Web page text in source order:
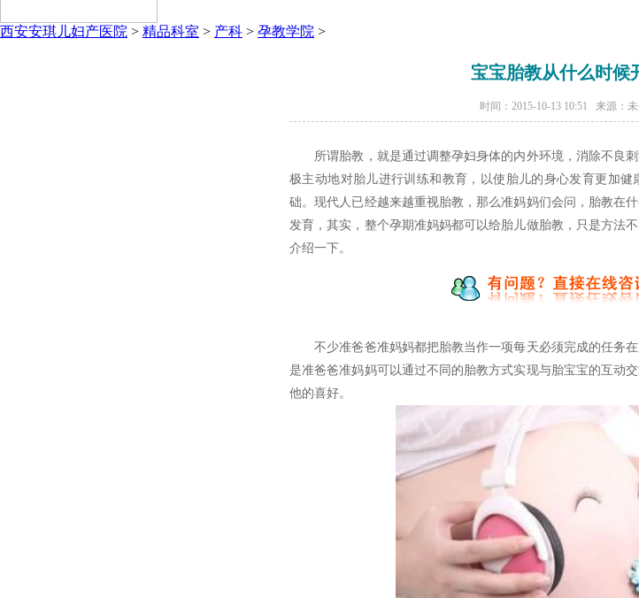
西安安琪儿妇产医院 > 精品科室 > 产科 > 孕教学院 >
宝宝胎教从什么时候
时间：2015-10-13 10:51 来源：
所谓胎教，就是通过调整孕妇身体的内外环境，消除不良刺
极主动地对胎儿进行训练和教育，以使胎儿的身心发育更加
础。现代人已经越来越重视胎教，那么准妈妈们会问，胎教在
发育，其实，整个孕期准妈妈都可以给胎儿做胎教，只是方法
介绍一下。
不少准爸爸准妈妈都把胎教当作一项每天必须完成的任务在
是准爸爸准妈妈可以通过不同的胎教方式实现与胎宝宝的互动
他的喜好。